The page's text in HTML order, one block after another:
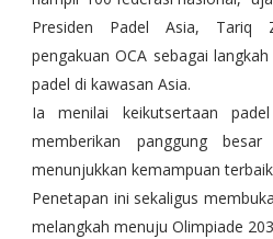
Presiden Padel Asia, Tariq
pengakuan OCA sebagai
padel di kawasan Asia.
Ia menilai keikutsertaan
memberikan panggung
menunjukkan kemampuan
Penetapan ini sekaligus
melangkah menuju Olimpiade